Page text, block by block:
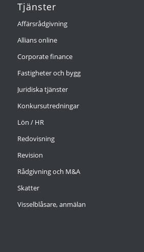
Tjänster
Affärsrådgivning
Allians online
Corporate finance
Fastigheter och bygg
Juridiska tjänster
Konkursutredningar
Lön / HR
Redovisning
Revision
Rådgivning och M&A
Skatter
Visselblåsare, anmälan